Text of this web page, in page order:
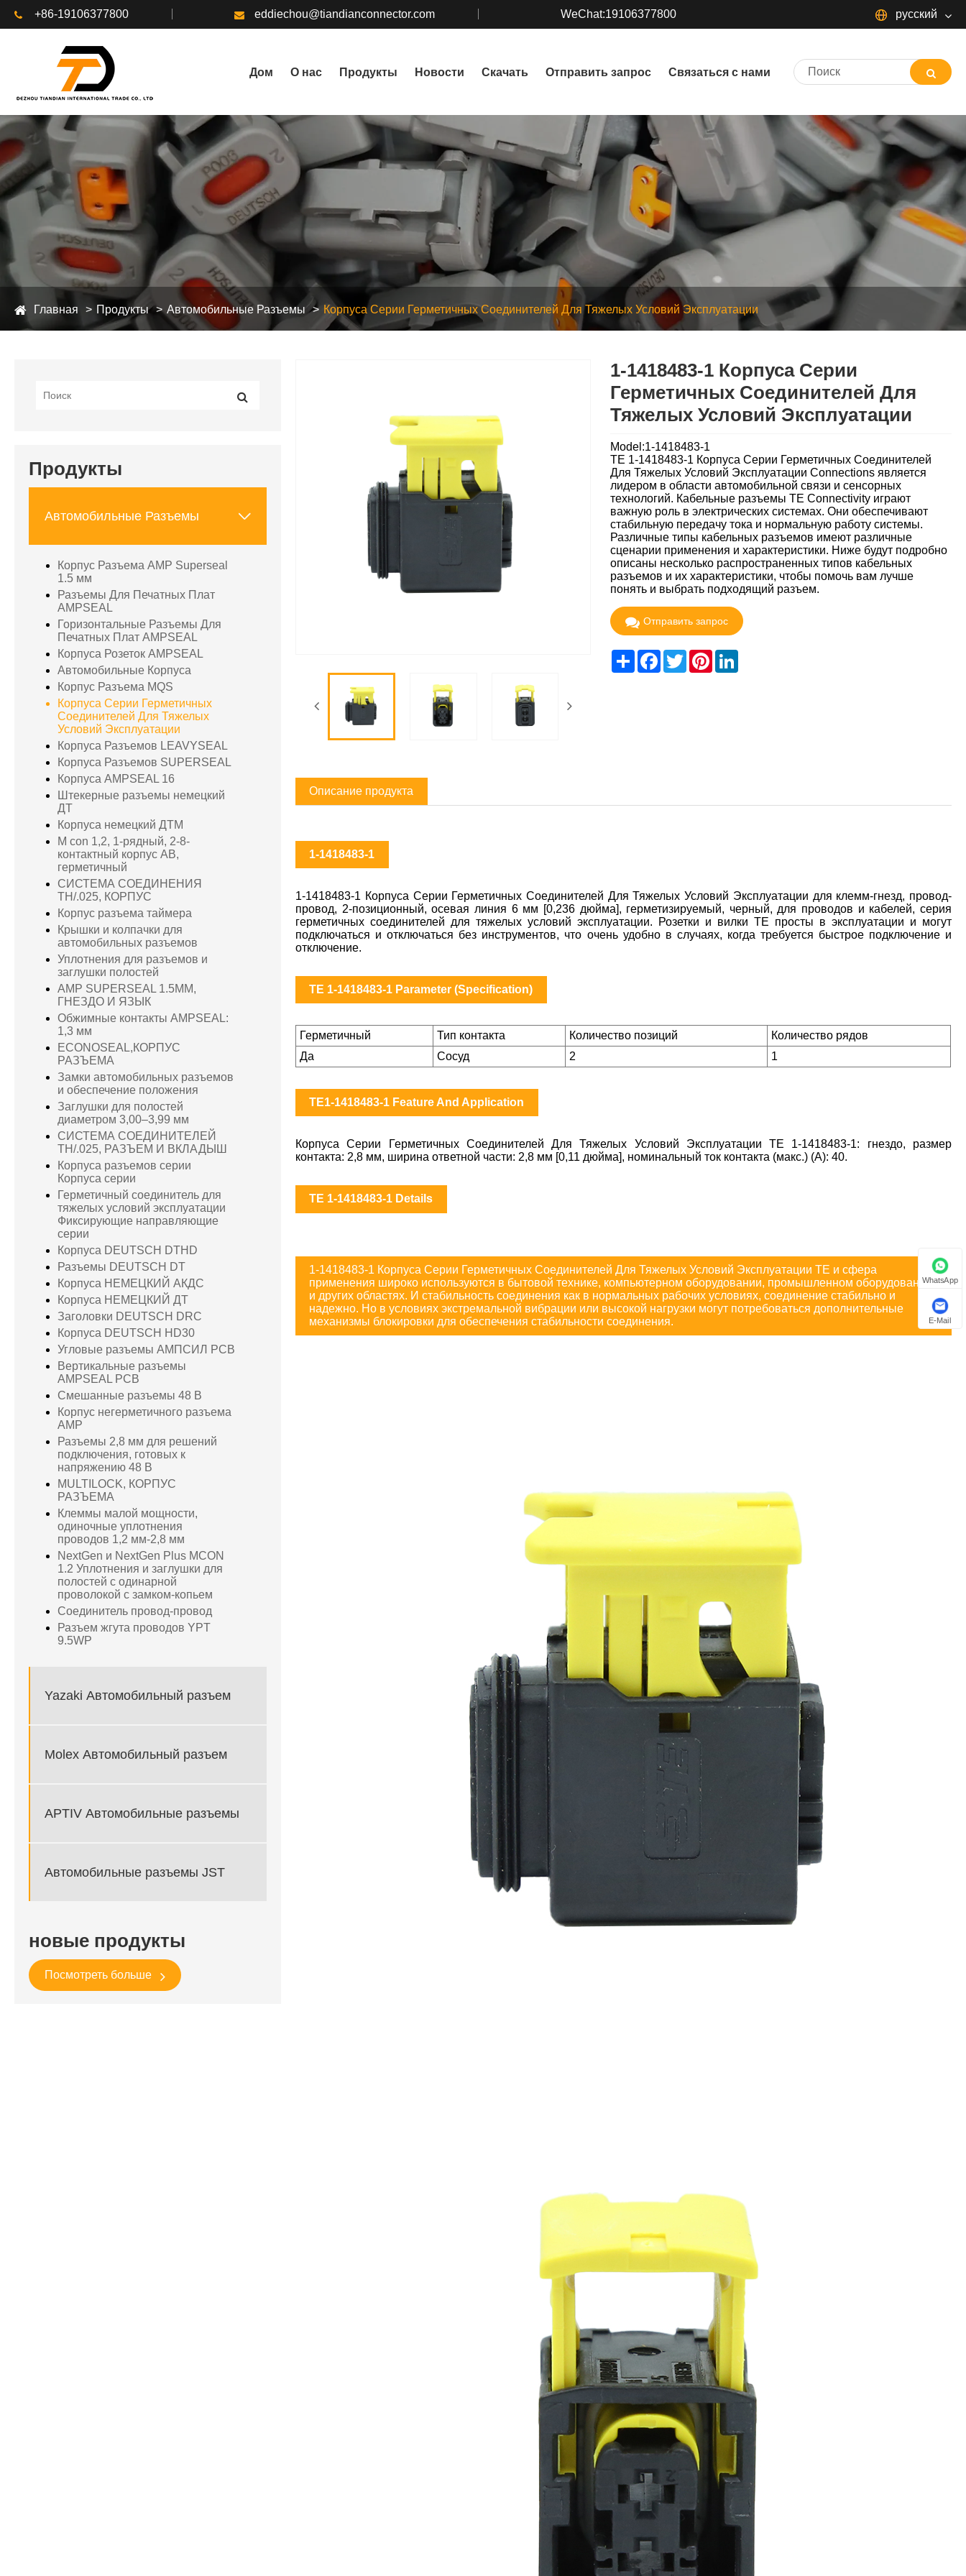
+86-19106377800 eddiechou@tiandianconnector.com WeChat:19106377800 русский
Дом О нас Продукты Новости Скачать Отправить запрос Связаться с нами
Главная Продукты Автомобильные Разъемы Корпуса Серии Герметичных Соединителей Для Тяжелых Условий Эксплуатации
Продукты
Автомобильные Разъемы 
Корпус Разъема AMP Superseal
1.5 мм
Разъемы Для Печатных Плат
AMPSEAL
Горизонтальные Разъемы Для
Печатных Плат AMPSEAL
Корпуса Розеток AMPSEAL
Автомобильные Корпуса
Корпус Разъема MQS
Корпуса Серии Герметичных
Соединителей Для Тяжелых
Условий Эксплуатации
Корпуса Разъемов LEAVYSEAL
Корпуса Разъемов SUPERSEAL
Корпуса AMPSEAL 16
Штекерные разъемы немецкий
ДТ
Корпуса немецкий ДТМ
M con 1,2, 1-рядный, 2-8-
контактный корпус AB,
герметичный
СИСТЕМА СОЕДИНЕНИЯ
TH/.025, КОРПУС
Корпус разъема таймера
Крышки и колпачки для
автомобильных разъемов
Уплотнения для разъемов и
заглушки полостей
AMP SUPERSEAL 1.5MM,
ГНЕЗДО И ЯЗЫК
Обжимные контакты AMPSEAL:
1,3 мм
ECONOSEAL,КОРПУС
РАЗЪЕМА
Замки автомобильных разъемов
и обеспечение положения
Заглушки для полостей
диаметром 3,00–3,99 мм
СИСТЕМА СОЕДИНИТЕЛЕЙ
TH/.025, РАЗЪЕМ И ВКЛАДЫШ
Корпуса разъемов серии
Корпуса серии
Герметичный соединитель для
тяжелых условий эксплуатации
Фиксирующие направляющие
серии
Корпуса DEUTSCH DTHD
Разъемы DEUTSCH DT
Корпуса НЕМЕЦКИЙ АКДС
Корпуса НЕМЕЦКИЙ ДТ
Заголовки DEUTSCH DRC
Корпуса DEUTSCH HD30
Угловые разъемы АМПСИЛ PCB
Вертикальные разъемы
AMPSEAL PCB
Смешанные разъемы 48 В
Корпус негерметичного разъема
AMP
Разъемы 2,8 мм для решений
подключения, готовых к
напряжению 48 В
MULTILOCK, КОРПУС
РАЗЪЕМА
Клеммы малой мощности,
одиночные уплотнения
проводов 1,2 мм-2,8 мм
NextGen и NextGen Plus MCON
1.2 Уплотнения и заглушки для
полостей с одинарной
проволокой с замком-копьем
Соединитель провод-провод
Разъем жгута проводов YPT
9.5WP
Yazaki Автомобильный разъем
Molex Автомобильный разъем
APTIV Автомобильные разъемы
Автомобильные разъемы JST
новые продукты
Посмотреть больше
1-1418483-1 Корпуса Серии
Герметичных Соединителей Для
Тяжелых Условий Эксплуатации
Model:1-1418483-1
TE 1-1418483-1 Корпуса Серии Герметичных Соединителей
Для Тяжелых Условий Эксплуатации Connections является
лидером в области автомобильной связи и сенсорных
технологий. Кабельные разъемы TE Connectivity играют
важную роль в электрических системах. Они обеспечивают
стабильную передачу тока и нормальную работу системы.
Различные типы кабельных разъемов имеют различные
сценарии применения и характеристики. Ниже будут подробно
описаны несколько распространенных типов кабельных
разъемов и их характеристики, чтобы помочь вам лучше
понять и выбрать подходящий разъем.
Отправить запрос
ShareFacebook
TwitterPinterest
Описание продукта
1-1418483-1
1-1418483-1 Корпуса Серии Герметичных Соединителей Для Тяжелых Условий Эксплуатации для клемм-гнезд, провод-
провод, 2-позиционный, осевая линия 6 мм [0,236 дюйма], герметизируемый, черный, для проводов и кабелей, серия
герметичных соединителей для тяжелых условий эксплуатации. Розетки и вилки TE просты в эксплуатации и могут
подключаться и отключаться без инструментов, что очень удобно в случаях, когда требуется быстрое подключение и
отключение.
TE 1-1418483-1 Parameter (Specification)
Герметичный Тип контакта Количество позиций
Количество рядов
Да
Сосуд 2 1
TE1-1418483-1 Feature And Application
Корпуса Серии Герметичных Соединителей Для Тяжелых Условий Эксплуатации TE 1-1418483-1: гнездо, размер
контакта: 2,8 мм, ширина ответной части: 2,8 мм [0,11 дюйма], номинальный ток контакта (макс.) (А): 40.
TE 1-1418483-1 Details
1-1418483-1 Корпуса Серии Герметичных Соединителей Для Тяжелых Условий Эксплуатации TE и сфера
применения широко используются в бытовой технике, компьютерном оборудовании, промышленном оборудовании
и других областях. И стабильность соединения как в нормальных рабочих условиях, соединение стабильно и
надежно. Но в условиях экстремальной вибрации или высокой нагрузки могут потребоваться дополнительные
механизмы блокировки для обеспечения стабильности соединения.
WhatsApp
E-Mail